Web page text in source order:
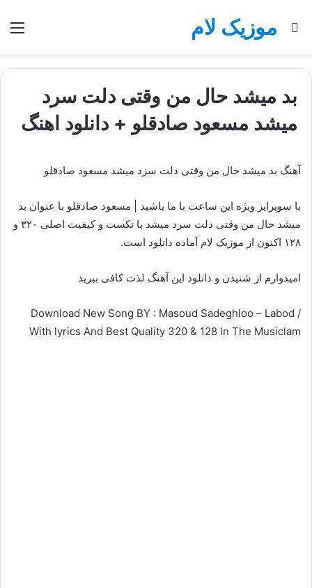
موزیک لام
جستجو
بد میشد حال من وقتی دلت سرد
میشد مسعود صادقلو + دانلود اهنگ
آهنگ بد میشد حال من وقتی دلت سرد میشد مسعود صادقلو
با سوپرایز ویژه این ساعت با ما باشید | مسعود صادقلو با عنوان بد
میشد حال من وقتی دلت سرد میشد با تکست و کیفیت اصلی ۳۲۰ و
۱۲۸ اکنون از موزیک لام آماده دانلود است.
امیدوارم از شنیدن و دانلود این آهنگ لذت کافی ببرید
Download New Song BY : Masoud Sadeghloo – Labod /
With lyrics And Best Quality 320 & 128 In The Musiclam